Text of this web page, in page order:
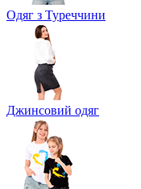
Одяг з Туреччини
Джинсовий одяг